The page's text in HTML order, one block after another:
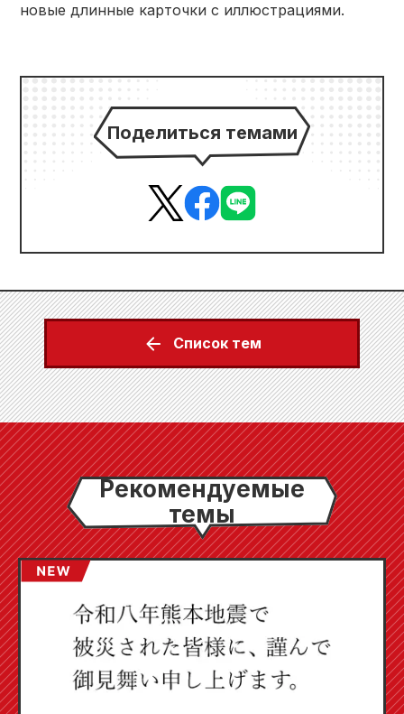
новые длинные карточки с иллюстрациями.
Поделиться темами
Список тем
Рекомендуемые
темы